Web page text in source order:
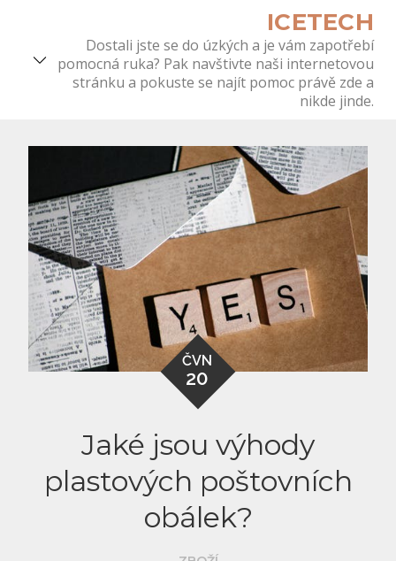
content
ICETECH
Dostali jste se do úzkých a je vám zapotřebí
pomocná ruka? Pak navštivte naši internetovou
stránku a pokuste se najít pomoc právě zde a
nikde jinde.
ČVN
20
Jaké jsou výhody
plastových poštovních
obálek?